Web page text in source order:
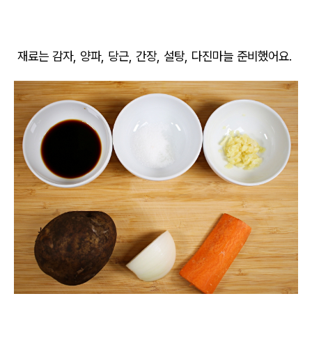
재료는 감자, 양파, 당근, 간장, 설탕, 다진마늘 준비했어요.